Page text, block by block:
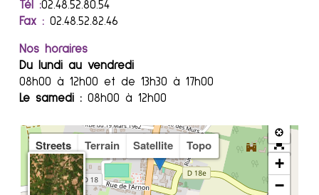
Tél :02.48.52.80.54
Fax : 02.48.52.82.46
Nos horaires
Du lundi au vendredi
08h00 à 12h00 et de 13h30 à 17h00
Le samedi : 08h00 à 12h00
Streets Terrain Satellite Topo
+
−